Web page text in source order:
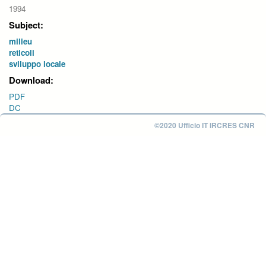
1994
Subject:
milieu
reticoli
sviluppo locale
Download:
PDF
DC
©2020 Ufficio IT IRCRES CNR